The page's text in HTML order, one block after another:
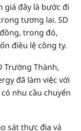
giá đây là bước đi
tương lai. SD
trong đó,
điều lệ công ty.
Trường Thành,
đã làm việc với
nhu cầu chuyển
sát thực địa và